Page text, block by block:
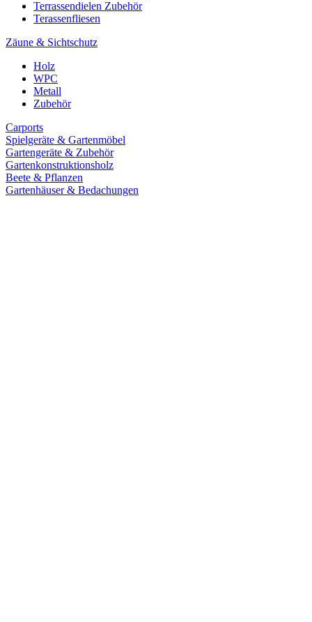
Terrassendielen Zubehör
Terassenfliesen
Zäune & Sichtschutz
Holz
WPC
Metall
Zubehör
Carports
Spielgeräte & Gartenmöbel
Gartengeräte & Zubehör
Gartenkonstruktionsholz
Beete & Pflanzen
Gartenhäuser & Bedachungen